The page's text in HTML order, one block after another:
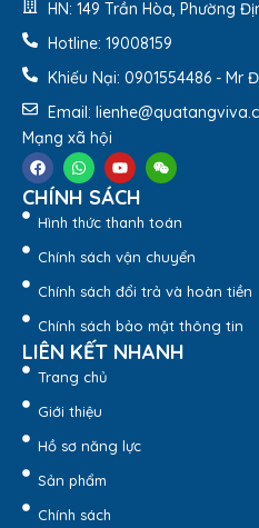
2.Đặc Điểm Nổi
Phẩm
Túi Tote In Logo SMBC Chặt
sinh – sinh viên cũng như các
Vải canvas cao cấp dày
Màu sắc trắng tự nhiên,
tế.
Kiểu dáng túi tote rộng
HN: 149 Trần Hòa, Phường
Hotline: 19008159
Khiếu Nại: 0901554486 - Mr
Email:
Mạng xã hội
CHÍNH SÁCH
Hình thức thanh toán
Chính sách vận chuyển
Chính sách đổi trả và hoàn tiền
Chính sách bảo mật thông tin
LIÊN KẾT NHANH
Trang chủ
Giới thiệu
Hồ sơ năng lực
Sản phẩm
Chính sách